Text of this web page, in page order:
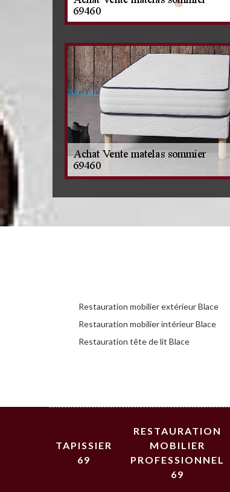
Restauration mobilier extérieur Blace
Restauration mobilier intérieur Blace
Restauration tête de lit Blace
TAPISSIER
69
RESTAURATION
MOBILIER
PROFESSIONNEL
69